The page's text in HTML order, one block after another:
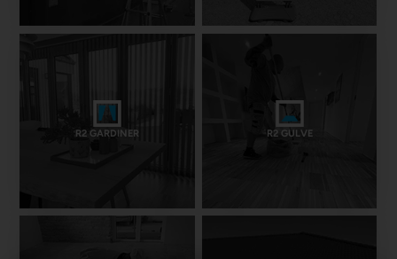
R2 GARDINER R2 GULVE